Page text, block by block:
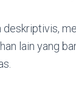
deskriptivis,
lain yang